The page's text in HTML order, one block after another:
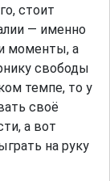
стоит
— именно
моменты, а
свободы
темпе, то у
своё
а вот
на руку